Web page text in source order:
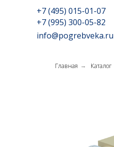
+7 (495) 015-01-07
info@pogrebveka.ru
+7 (995) 300-05-82
Главная → Каталог